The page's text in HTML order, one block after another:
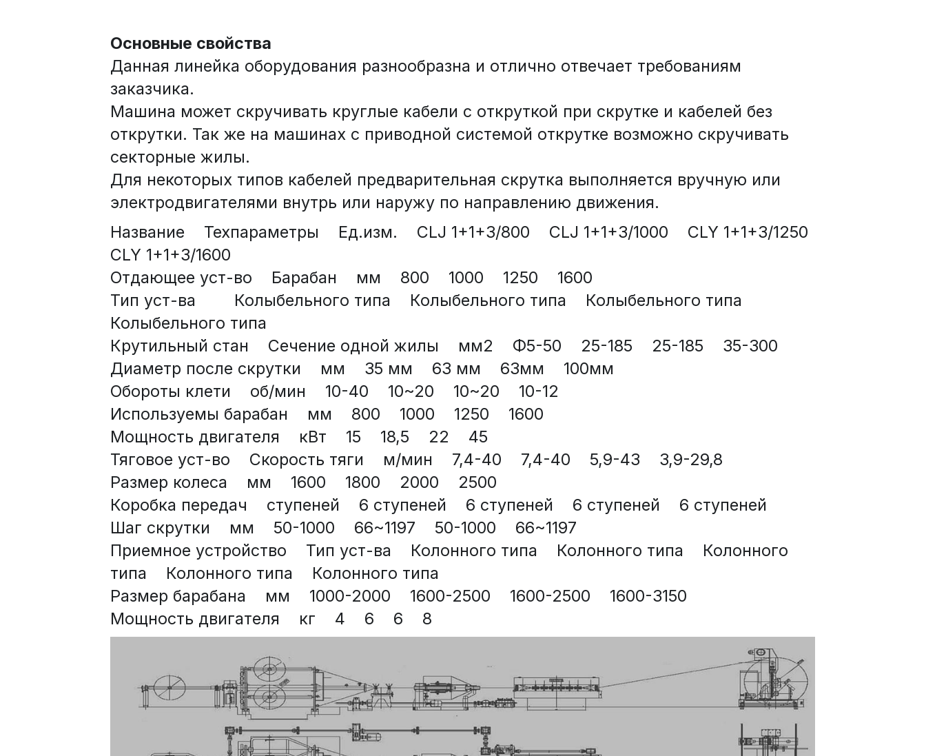
Основные свойства
Данная линейка оборудования разнообразна и отлично отвечает требованиям
заказчика.
Машина может скручивать круглые кабели с откруткой при скрутке и кабелей без
открутки. Так же на машинах с приводной системой открутке возможно скручивать
секторные жилы.
Для некоторых типов кабелей предварительная скрутка выполняется вручную или
электродвигателями внутрь или наружу по направлению движения.
Название    Техпараметры    Ед.изм.    CLJ 1+1+3/800    CLJ 1+1+3/1000    CLY 1+1+3/1250
CLY 1+1+3/1600
Отдающее уст-во    Барабан    мм    800    1000    1250    1600
Тип уст-ва        Колыбельного типа    Колыбельного типа    Колыбельного типа
Колыбельного типа
Крутильный стан    Сечение одной жилы    мм2    Φ5-50    25-185    25-185    35-300
Диаметр после скрутки    мм    35 мм    63 мм    63мм    100мм
Обороты клети    об/мин    10-40    10~20    10~20    10-12
Используемы барабан    мм    800    1000    1250    1600
Мощность двигателя    кВт    15    18,5    22    45
Тяговое уст-во    Скорость тяги    м/мин    7,4-40    7,4-40    5,9-43    3,9-29,8
Размер колеса    мм    1600    1800    2000    2500
Коробка передач    ступеней    6 ступеней    6 ступеней    6 ступеней    6 ступеней
Шаг скрутки    мм    50-1000    66~1197    50-1000    66~1197
Приемное устройство    Тип уст-ва    Колонного типа    Колонного типа    Колонного
типа    Колонного типа    Колонного типа
Размер барабана    мм    1000-2000    1600-2500    1600-2500    1600-3150
Мощность двигателя    кг    4    6    6    8